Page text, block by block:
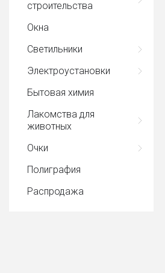
строительства
Окна
Светильники
Электроустановки
Бытовая химия
Лакомства для
животных
Очки
Полиграфия
Распродажа